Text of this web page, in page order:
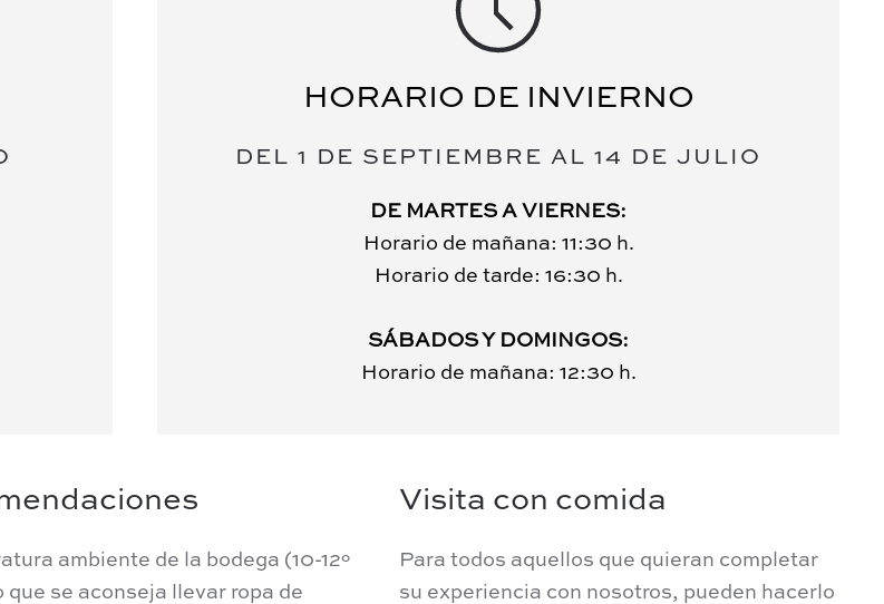
HORARIO DE INVIERNO
DEL 1 DE SEPTIEMBRE AL 14 DE JULIO
DE MARTES A VIERNES:
Horario de mañana: 11:30 h.
Horario de tarde: 16:30 h.
SÁBADOS Y DOMINGOS:
Horario de mañana: 12:30 h.
ambiente de la bodega (10-12º
que se aconseja llevar ropa de
Visita con comida
Para todos aquellos que quieran completar
su experiencia con nosotros, pueden hacerlo